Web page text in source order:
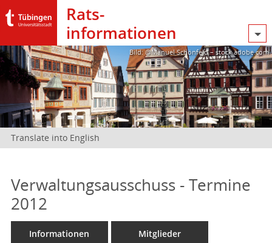
Rats­
informationen
Bild: @Manuel Schönfeld – stock.adobe.com
Translate into English
Verwaltungsausschuss - Termine
2012
Informationen Mitglieder